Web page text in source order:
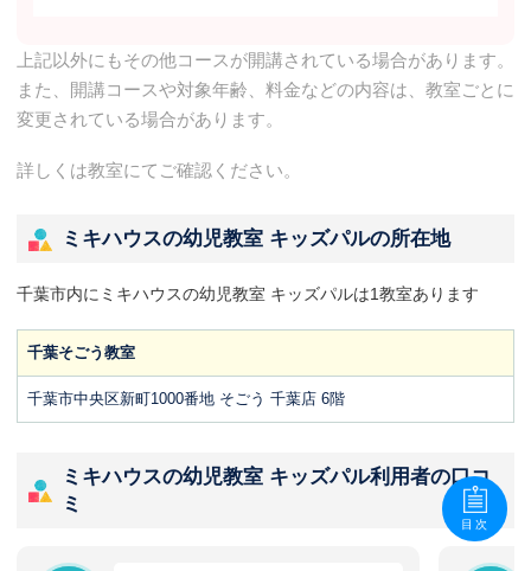
上記以外にもその他コースが開講されている場合があります。
また、開講コースや対象年齢、料金などの内容は、教室ごとに
変更されている場合があります。
詳しくは教室にてご確認ください。
ミキハウスの幼児教室 キッズパルの所在地
千葉市内にミキハウスの幼児教室 キッズパルは1教室あります
千葉そごう教室
千葉市中央区新町1000番地 そごう 千葉店 6階
ミキハウスの幼児教室 キッズパル利用者の口コ
ミ
目次